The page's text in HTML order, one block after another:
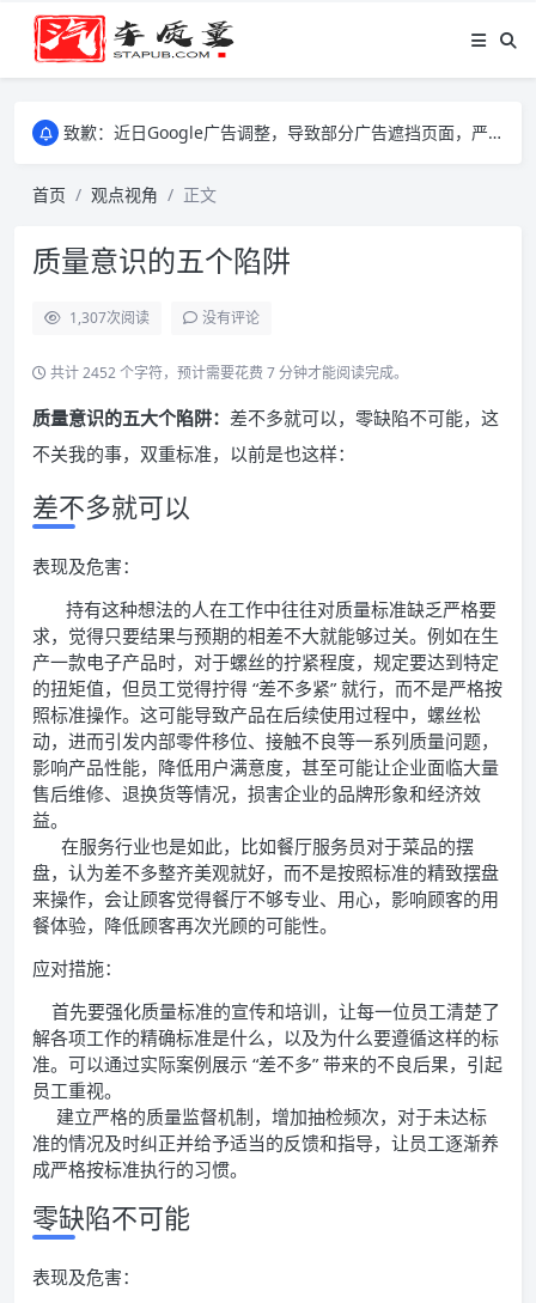
致歉：近日Google广告调整，导致部分广告遮挡页面，严重影响大家访问体验，将尽快调整完成，由此带来的不便，特意致歉！
致歉：近日Google广告调整，导致部分广告遮挡页面，严重影响大家访问体验，将尽快调整完成，由此带来的不便，特意致歉！
首页 观点视角 正文
质量意识的五个陷阱
1,307次阅读 没有评论
共计 2452 个字符，预计需要花费 7 分钟才能阅读完成。
质量意识的五大个陷阱： 差不多就可以，零缺陷不可能，这
不关我的事，双重标准，以前是也这样：
差不多就可以
表现及危害：
持有这种想法的人在工作中往往对质量标准缺乏严格要
求，觉得只要结果与预期的相差不大就能够过关。例如在生
产一款电子产品时，对于螺丝的拧紧程度，规定要达到特定
的扭矩值，但员工觉得拧得 “差不多紧” 就行，而不是严格按
照标准操作。这可能导致产品在后续使用过程中，螺丝松
动，进而引发内部零件移位、接触不良等一系列质量问题，
影响产品性能，降低用户满意度，甚至可能让企业面临大量
售后维修、退换货等情况，损害企业的品牌形象和经济效
益。
在服务行业也是如此，比如餐厅服务员对于菜品的摆
盘，认为差不多整齐美观就好，而不是按照标准的精致摆盘
来操作，会让顾客觉得餐厅不够专业、用心，影响顾客的用
餐体验，降低顾客再次光顾的可能性。
应对措施：
首先要强化质量标准的宣传和培训，让每一位员工清楚了
解各项工作的精确标准是什么，以及为什么要遵循这样的标
准。可以通过实际案例展示 “差不多” 带来的不良后果，引起
员工重视。
建立严格的质量监督机制，增加抽检频次，对于未达标
准的情况及时纠正并给予适当的反馈和指导，让员工逐渐养
成严格按标准执行的习惯。
零缺陷不可能
表现及危害：